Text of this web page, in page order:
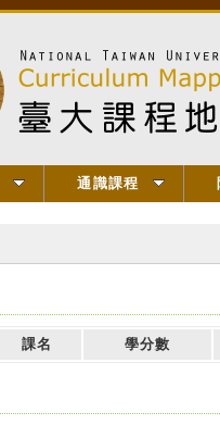
通識課程
課名 學分數